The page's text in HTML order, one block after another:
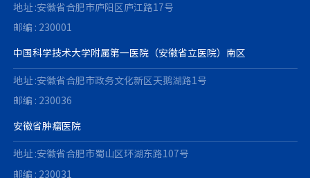
地址 :安徽省合肥市庐阳区庐江路17号
邮编 : 230001
中国科学技术大学附属第一医院（安徽省立医院）南区
地址 :安徽省合肥市政务文化新区天鹅湖路1号
邮编 : 230036
安徽省肿瘤医院
地址 :安徽省合肥市蜀山区环湖东路107号
邮编 : 230031